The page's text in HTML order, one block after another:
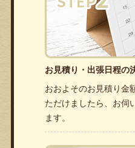
お見積り・出張日程の
おおよそのお見積り金
ただけましたら、お伺
ます。